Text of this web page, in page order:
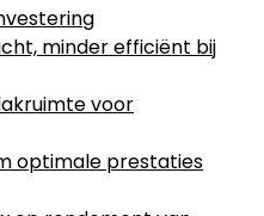
minder efficiënt bij
voor
optimale prestaties